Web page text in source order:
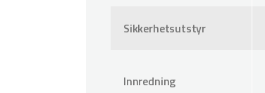
Sikkerhetsutstyr
Innredning